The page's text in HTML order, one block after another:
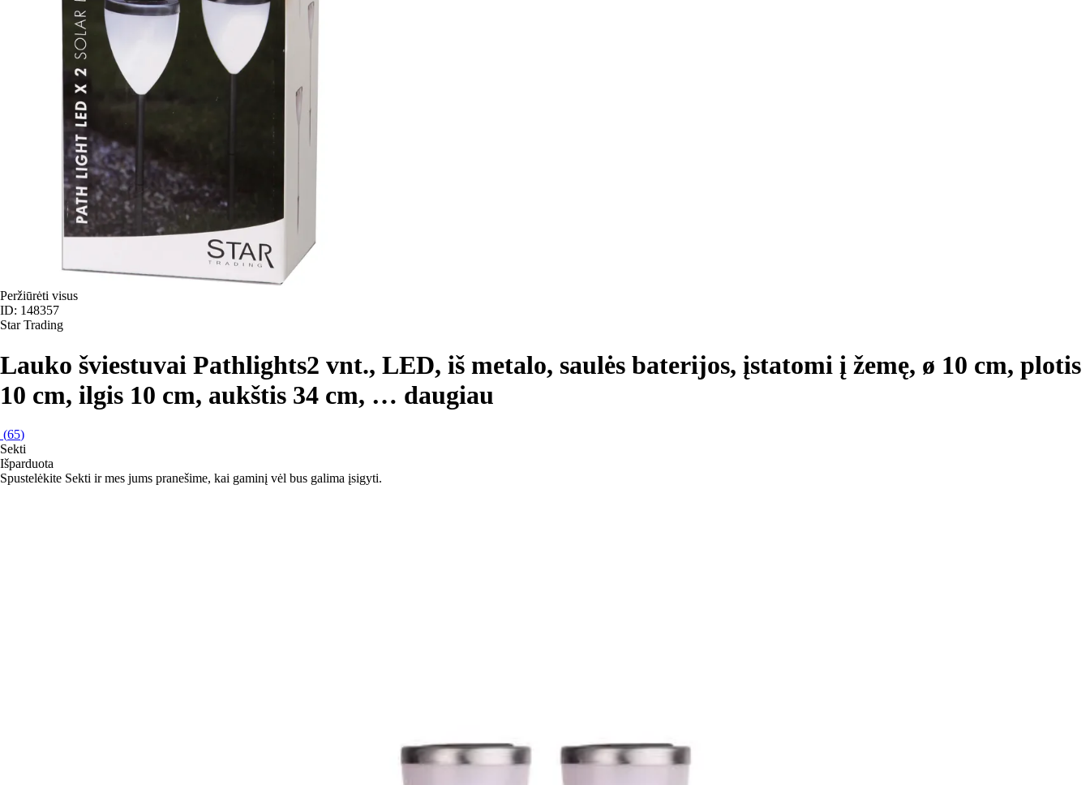
Peržiūrėti visus
ID: 148357
Star Trading
Lauko šviestuvai Pathlights2 vnt., LED, iš metalo, saulės baterijos, įstatomi į žemę, ø 10 cm, plotis
10 cm, ilgis 10 cm, aukštis 34 cm, … daugiau
(65)
Sekti
Išparduota
Spustelėkite Sekti ir mes jums pranešime, kai gaminį vėl bus galima įsigyti.